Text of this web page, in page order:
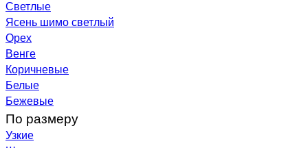
Светлые
Ясень шимо светлый
Орех
Венге
Коричневые
Белые
Бежевые
По размеру
Узкие